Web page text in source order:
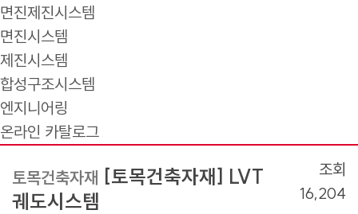
면진제진시스템
면진시스템
제진시스템
합성구조시스템
엔지니어링
온라인 카탈로그
토목건축자재 [토목건축자재] LVT
궤도시스템
조회
16,204